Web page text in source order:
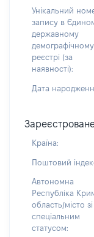
Унікальний
запису в
державному
демографічному
реєстрі (за
наявності):
Дата
Країна:
Поштовий
Автономна
Республіка
область/місто зі
спеціальним
статусом: